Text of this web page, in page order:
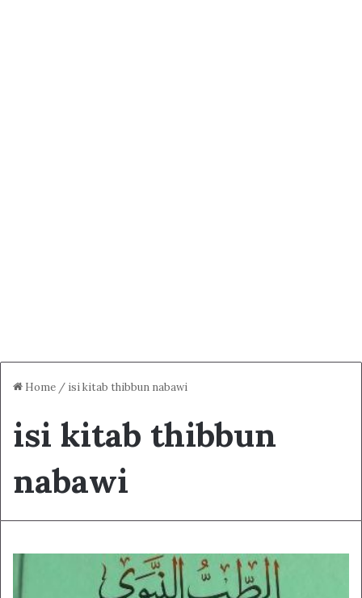
Home / isi kitab thibbun nabawi
isi kitab thibbun
nabawi